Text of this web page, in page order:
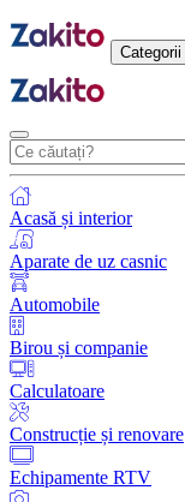
Categorii
Acasă și interior
Aparate de uz casnic
Automobile
Birou și companie
Calculatoare
Construcție și renovare
Echipamente RTV